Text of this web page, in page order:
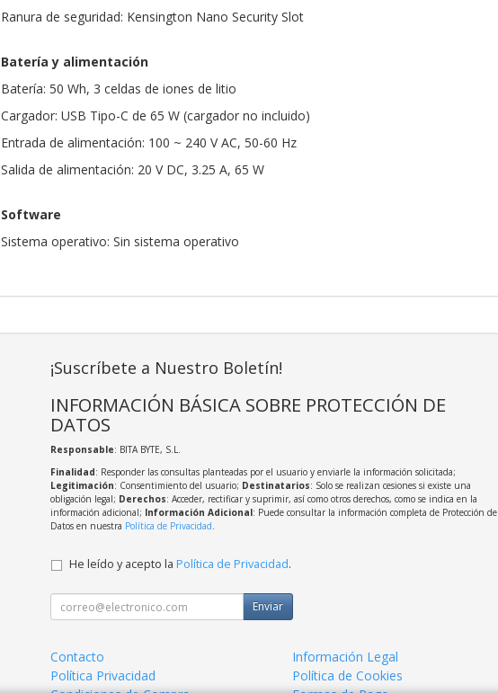
Ranura de seguridad: Kensington Nano Security Slot
Batería y alimentación
Batería: 50 Wh, 3 celdas de iones de litio
Cargador: USB Tipo-C de 65 W (cargador no incluido)
Entrada de alimentación: 100 ~ 240 V AC, 50-60 Hz
Salida de alimentación: 20 V DC, 3.25 A, 65 W
Software
Sistema operativo: Sin sistema operativo
¡Suscríbete a Nuestro Boletín!
INFORMACIÓN BÁSICA SOBRE PROTECCIÓN DE
DATOS
Responsable: BITA BYTE, S.L.
Finalidad: Responder las consultas planteadas por el usuario y enviarle la información solicitada;
Legitimación: Consentimiento del usuario; Destinatarios: Solo se realizan cesiones si existe una
obligación legal; Derechos: Acceder, rectificar y suprimir, así como otros derechos, como se indica en la
información adicional; Información Adicional: Puede consultar la información completa de Protección de
Datos en nuestra Política de Privacidad.
He leído y acepto la Política de Privacidad.
Enviar
Contacto
Información Legal
Política Privacidad
Política de Cookies